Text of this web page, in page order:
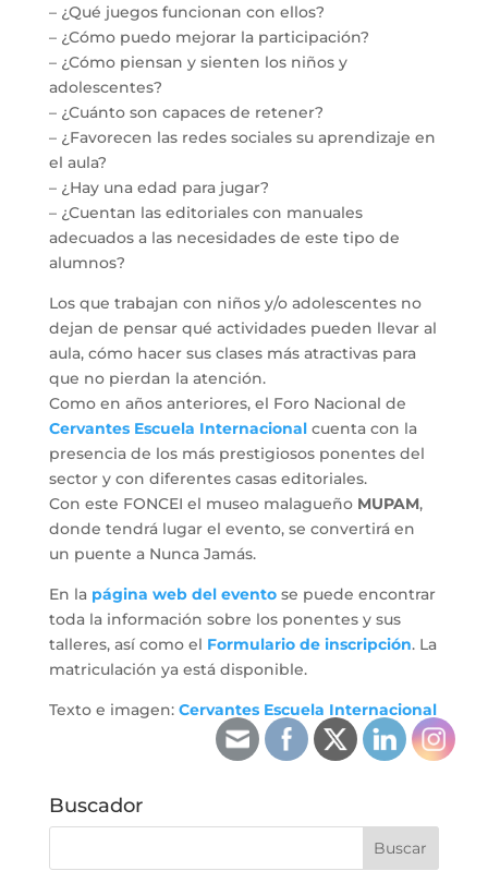
– ¿Qué juegos funcionan con ellos?
– ¿Cómo puedo mejorar la participación?
– ¿Cómo piensan y sienten los niños y
adolescentes?
– ¿Cuánto son capaces de retener?
– ¿Favorecen las redes sociales su aprendizaje en
el aula?
– ¿Hay una edad para jugar?
– ¿Cuentan las editoriales con manuales
adecuados a las necesidades de este tipo de
alumnos?
Los que trabajan con niños y/o adolescentes no
dejan de pensar qué actividades pueden llevar al
aula, cómo hacer sus clases más atractivas para
que no pierdan la atención.
Como en años anteriores, el Foro Nacional de
Cervantes Escuela Internacionalcuenta con la
presencia de los más prestigiosos ponentes del
sector y con diferentes casas editoriales.
Con este FONCEI el museo malagueño MUPAM,
donde tendrá lugar el evento, se convertirá en
un puente a Nunca Jamás.
En la página web del eventose puede encontrar
toda la información sobre los ponentes y sus
talleres, así como el Formulario de inscripción. La
matriculación ya está disponible.
Texto e imagen: Cervantes Escuela Internacional
Buscador